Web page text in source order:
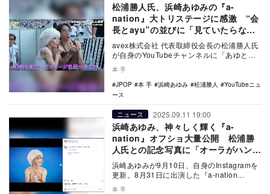
松浦勝人氏、浜崎あゆみの『a-
nation』大トリステージに感激 “会
長とayu”の並びに「見ていたらなぜ
か泣ける」
avex株式会社 代表取締役会長の松浦勝人氏
が自身のYouTubeチャンネルに「あゆと一
緒にa-nation2025に行ってきた…
本 手
JPOP
本 手 浜崎あゆみ 松浦勝人
YouTubeニュ
ース
ニュース 2025.09.11 19:00
浜崎あゆみ、神々しく輝く『a-
nation』オフショ大量公開 松浦勝
人氏との記念写真に「オーラがハンパ
なすぎ」
浜崎あゆみが9月10日、自身のInstagramを
更新。8月31日に出演した『a-nation
2025』のライブフォトと舞台裏…
本 手